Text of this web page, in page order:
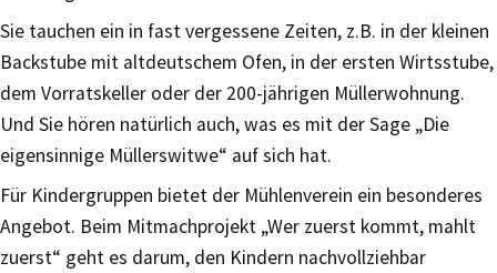
Sie tauchen ein in fast vergessene Zeiten, z.B. in der kleinen
Backstube mit altdeutschem Ofen, in der ersten Wirtsstube,
dem Vorratskeller oder der 200-jährigen Müllerwohnung.
Und Sie hören natürlich auch, was es mit der Sage „Die
eigensinnige Müllerswitwe“ auf sich hat.
Für Kindergruppen bietet der Mühlenverein ein besonderes
Angebot. Beim Mitmachprojekt „Wer zuerst kommt, mahlt
zuerst“ geht es darum, den Kindern nachvollziehbar